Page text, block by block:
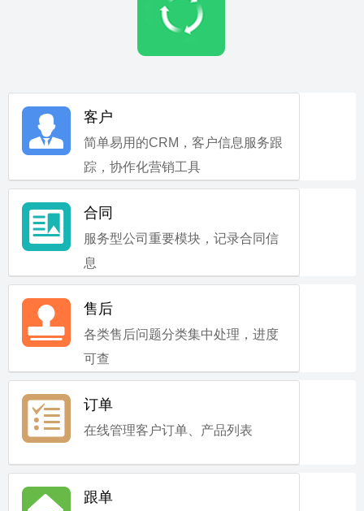
客户
简单易用的CRM，客户信息服务跟
踪，协作化营销工具
合同
服务型公司重要模块，记录合同信
息
售后
各类售后问题分类集中处理，进度
可查
订单
在线管理客户订单、产品列表
跟单